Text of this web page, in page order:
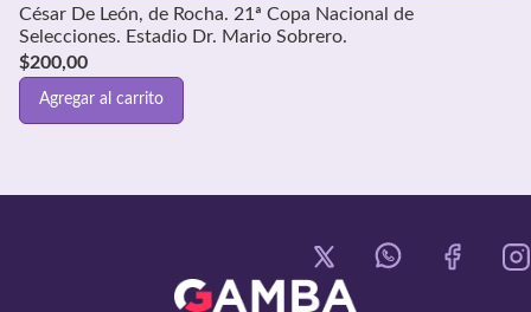
César De León, de Rocha. 21ª Copa Nacional de
Selecciones. Estadio Dr. Mario Sobrero.
$200,00
Agregar al carrito